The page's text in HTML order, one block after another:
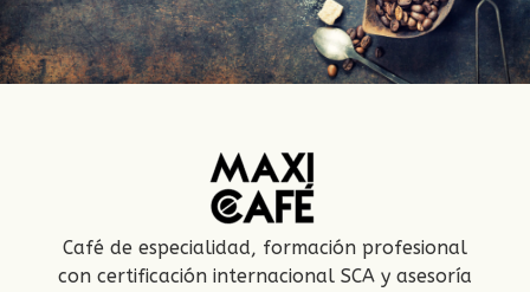
Café de especialidad, formación profesional
con certificación internacional SCA y asesoría